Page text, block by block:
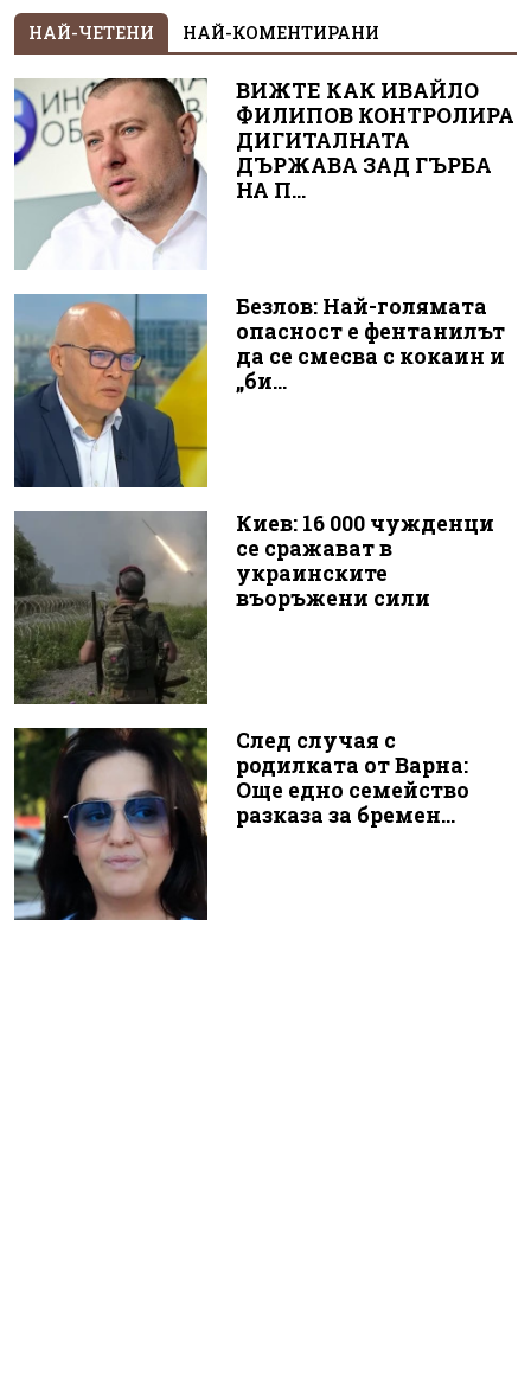
НАЙ-ЧЕТЕНИ НАЙ-КОМЕНТИРАНИ
ВИЖТЕ КАК ИВАЙЛО
ФИЛИПОВ КОНТРОЛИРА
ДИГИТАЛНАТА
ДЪРЖАВА ЗАД ГЪРБА
НА П...
Безлов: Най-голямата
опасност е фентанилът
да се смесва с кокаин и
„би...
Киев: 16 000 чужденци
се сражават в
украинските
въоръжени сили
След случая с
родилката от Варна:
Още едно семейство
разказа за бремен...